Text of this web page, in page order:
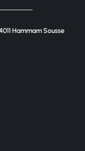
Hammam Sousse